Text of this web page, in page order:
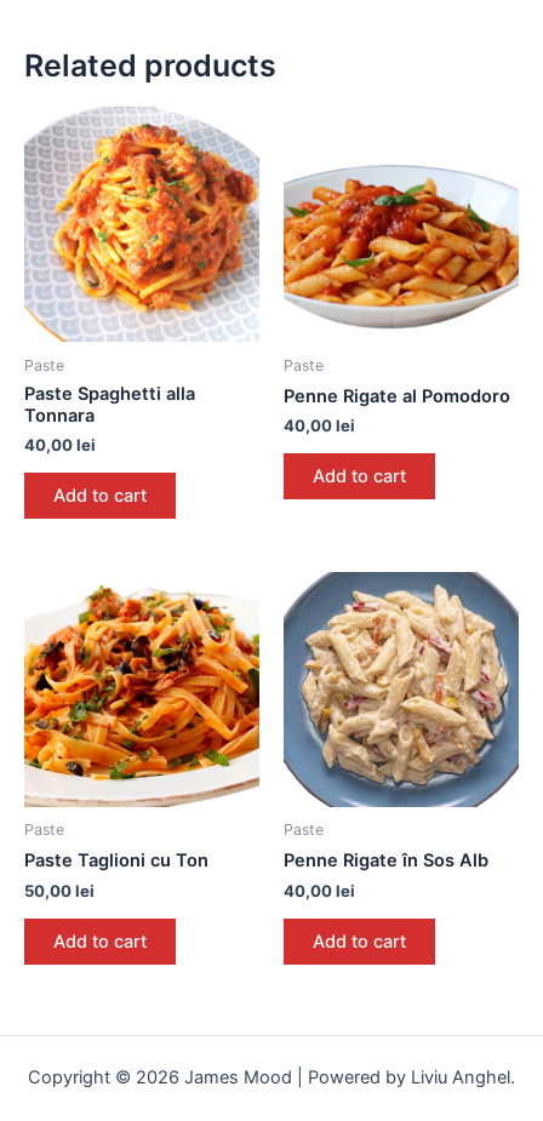
Related products
Paste
Paste Spaghetti alla
Tonnara
40,00lei
Add to cart
Paste
Penne Rigate al Pomodoro
40,00lei
Add to cart
Paste
Paste Taglioni cu Ton
50,00lei
Add to cart
Paste
Penne Rigate în Sos Alb
40,00lei
Add to cart
Copyright © 2026 James Mood | Powered by Liviu Anghel.